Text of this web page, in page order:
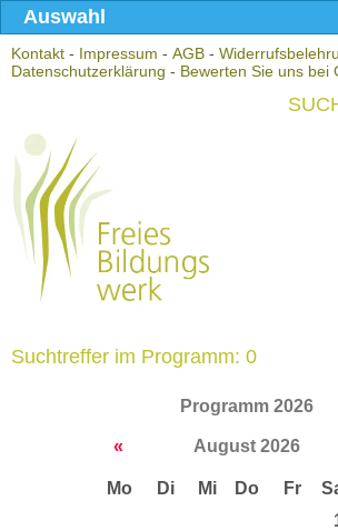
Kontakt - Impressum - AGB -
Datenschutzerklärung - Bewerten Sie uns bei
Suchtreffer im Programm: 0
Programm 2026
« August 2026
Mo Di Mi Do Fr
Auswahl